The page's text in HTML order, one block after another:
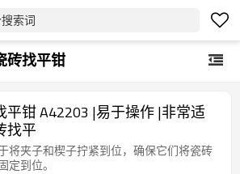
索词
砖找平钳
平钳 A42203 |易于操作 |非常适
找平
将夹子和楔子拧紧到位，确保它们将瓷砖
定到位。